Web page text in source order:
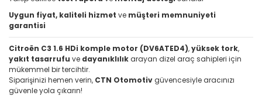
Uygun fiyat, kaliteli hizmet ve müşteri memnuniyeti
garantisi
Citroën C3 1.6 HDi komple motor (DV6ATED4),yüksek tork,
yakıt tasarrufu ve dayanıklılıkarayan dizel araç sahipleri için
mükemmel bir tercihtir.
Siparişinizi hemen verin, CTN Otomotivgüvencesiyle aracınızı
güvenle yola çıkarın!